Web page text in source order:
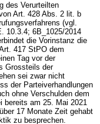
des Verurteilten
Art. 428 Abs. 2 lit. b
(vgl.
10.3.4; 6B_1025/2014
die Vorinstanz die
417 StPO dem
Tag vor der
Grossteils der
sei zwar nicht
der Parteiverhandlungen
ohne Verschulden dem
bereits am 25. Mai 2021
17 Monate Zeit gehabt
zu besprechen.